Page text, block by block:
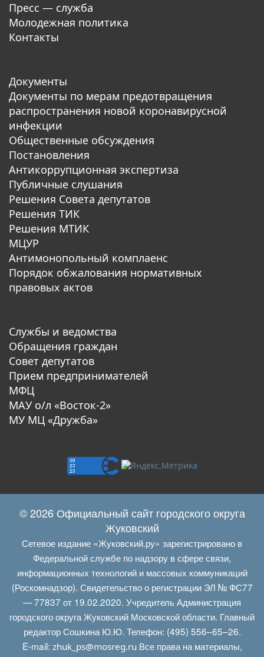
Пресс — служба
Молодежная политика
Контакты
Документы
Документы по мерам предотвращения
распространения новой коронавирусной
инфекции
Общественные обсуждения
Постановления
Антикоррупционная экспертиза
Публичные слушания
Решения Совета депутатов
Решения ТИК
Решения МТИК
МЦУР
Антимонопольный комплаенс
Порядок обжалования нормативных
правовых актов
Службы и ведомства
Обращения граждан
Совет депутатов
Прием предпринимателей
МФЦ
МАУ о/л «Восток-2»
МУ МЦ «Дружба»
© 2026 Официальный сайт городского округа
Жуковский
Сетевое издание «Жуковский.ру» зарегистрировано в
Федеральной службе по надзору в сфере связи,
информационных технологий и массовых коммуникаций
(Роскомнадзор). Свидетельство о регистрации ЭЛ № ФС77
— 77837 от 19.02.2020. Учредитель Администрация
городского округа Жуковский Московской области. Главный
редактор Сошкина Ю.Ю. Телефон: (495) 556–65–26.
E‑mail: zhuk_ps@mosreg.ruВсе права на материалы,